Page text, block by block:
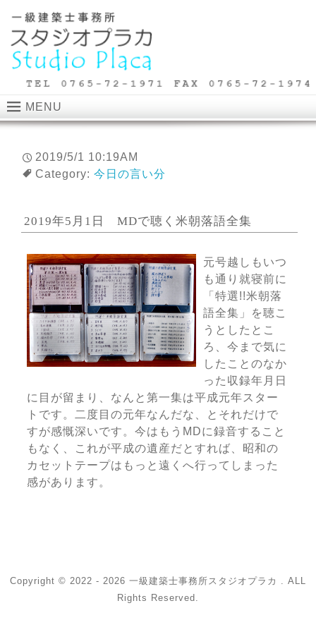
MENU
2019/5/1 10:19AM
Category: 今日の言い分
2019年5月1日 MDで聴く米朝落語全集
元号越しもいつ
も通り就寝前に
「特選!!米朝落
語全集」を聴こ
うとしたとこ
ろ、今まで気に
したことのなか
った収録年月日
に目が留まり、なんと第一集は平成元年スター
トです。二度目の元年なんだな、とそれだけで
すが感慨深いです。今はもうMDに録音すること
もなく、これが平成の遺産だとすれば、昭和の
カセットテープはもっと遠くへ行ってしまった
感があります。
Copyright © 2022 - 2026 一級建築士事務所スタジオプラカ . ALL
Rights Reserved.